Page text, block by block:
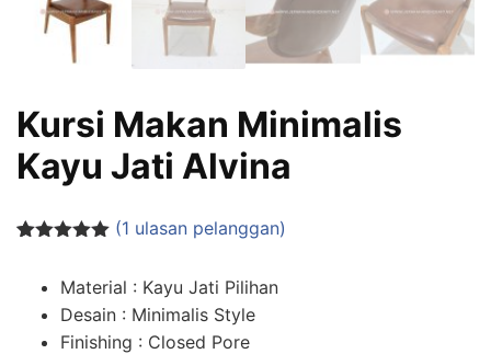
Kursi Makan Minimalis
Kayu Jati Alvina
berdasarka
penilaian
pelanggan
(1 ulasan pelanggan)
Material : Kayu Jati Pilihan
Desain : Minimalis Style
Finishing : Closed Pore